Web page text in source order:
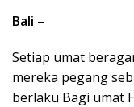
Bali –
Setiap umat
mereka pegang
berlaku Bagi umat